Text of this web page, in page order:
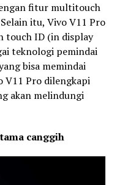
fitur multitouch
itu, Vivo V11 Pro
touch ID (in display
teknologi pemindai
bisa memindai
V11 Pro dilengkapi
akan melindungi
canggih